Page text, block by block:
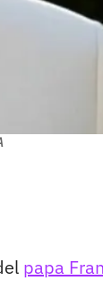
papa